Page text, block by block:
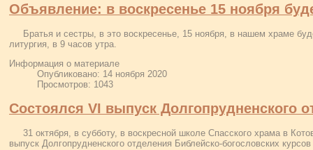
Объявление: в воскресенье 15 ноября
Братья и сестры, в это воскресенье, 15 ноября, в нашем храме
литургия, в 9 часов утра.
Информация о материале
Опубликовано: 14 ноября 2020
Просмотров: 1043
Состоялся VI выпуск Долгопрудненского
31 октября, в субботу, в воскресной школе Спасского храма в
выпуск Долгопрудненского отделения Библейско-богословских